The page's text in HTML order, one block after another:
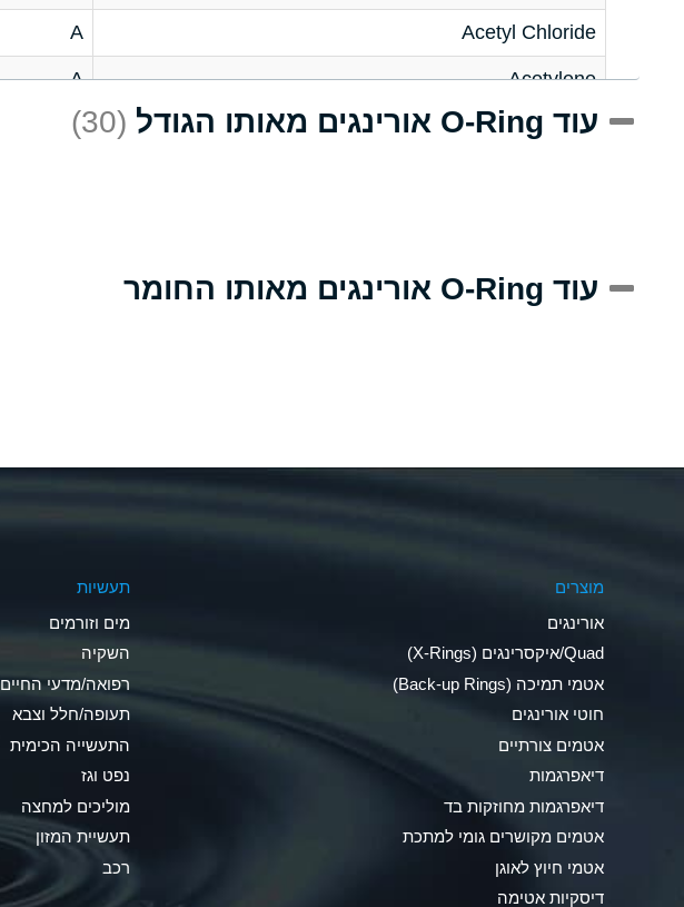
Acetyl Chloride
A
Acetylene
A
Acrlylonitrile
C
Aluminum Acetate (Aqueous)
Ammonia Anhydrous
D
Ammonia Gas (hot)
D
Ammonium Carbonate (Aqueous)
Ammonium Chloride (Aqueous)
A
Ammonium Hydroxide (conc.)
B
Ammonium Nitrate (Aqueous)
עוד O-Ring אורינגים מאותו הגודל (30)
עוד O-Ring אורינגים מאותו החומר
מוצרים
אורינגים
Quad/איקסרינגים (X-Rings)
אטמי תמיכה (Back-up Rings)
חוטי אורינגים
אטמים צורתיים
דיאפרגמות
דיאפרגמות מחוזקות בד
אטמים מקושרים גומי למתכת
אטמי חיוץ לאוגן
דיסקיות אטימה
תעשיות
מים וזורמים
השקיה
רפואה/מדעי החיים
תעופה/חלל וצבא
התעשייה הכימית
נפט וגז
מוליכים למחצה
תעשיית המזון
רכב